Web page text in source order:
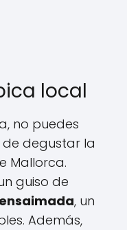
local
no puedes
degustar la
Mallorca.
guiso de
ensaimada, un
Además,